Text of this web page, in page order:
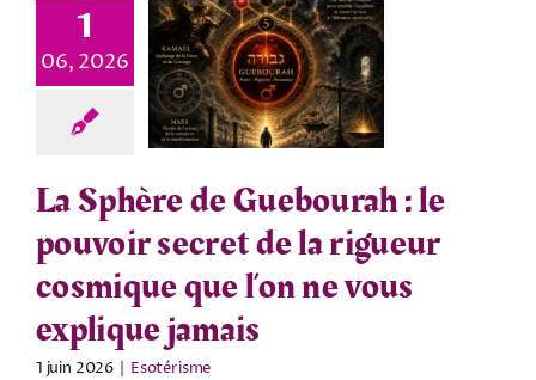
1
06, 2026
La Sphère de Guebourah : le
pouvoir secret de la rigueur
cosmique que l’on ne vous
explique jamais
1 juin 2026 | Esotérisme